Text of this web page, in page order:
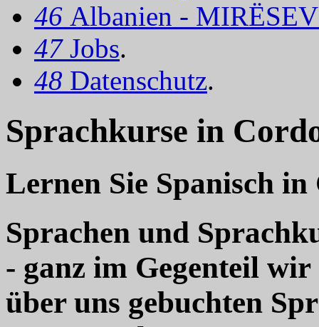
46 Albanien -
47 Jobs.
48 Datenschutz.
Sprachkurse in
Lernen Sie Spanisch
Sprachen und
- ganz im Gegenteil
über uns gebuchten